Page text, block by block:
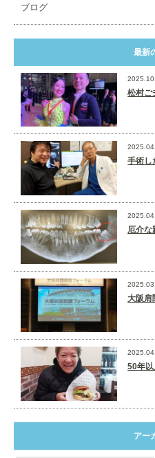
ブログ
最新
松村ご
手術し
厄介な
大阪肩
50年
アー